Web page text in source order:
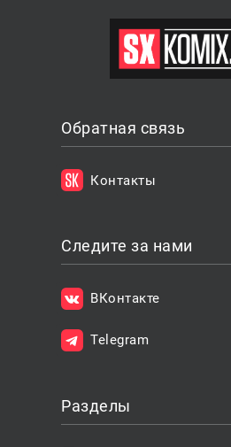
Обратная связь
Контакты
Следите за нами
ВКонтакте
Telegram
Разделы